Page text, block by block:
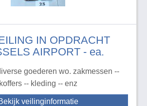
IN OPDRACHT
AIRPORT - ea.
goederen wo. zakmessen --
-- kleding -- enz
veilinginformatie